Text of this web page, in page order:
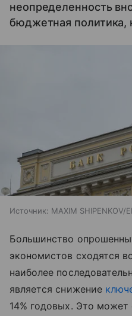
неопределенность
бюджетная политика,
Источник: MAXIM SHIPENKOV/
Большинство
экономистов сходятся
наиболее
является снижение
14% годовых. Это